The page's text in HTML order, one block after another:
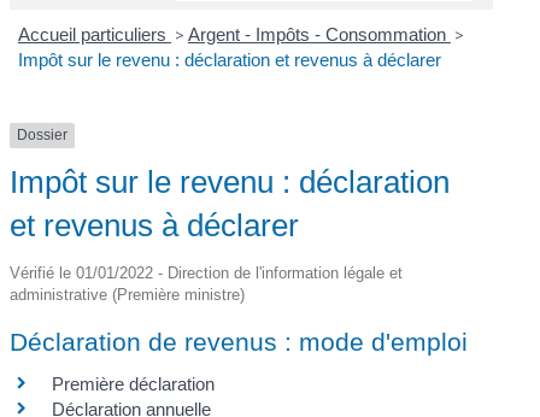
Accueil particuliers > Argent - Impôts - Consommation >
Impôt sur le revenu : déclaration et revenus à déclarer
Dossier
Impôt sur le revenu : déclaration
et revenus à déclarer
Vérifié le 01/01/2022 - Direction de l'information légale et
administrative (Première ministre)
Déclaration de revenus : mode d'emploi
Première déclaration
Déclaration annuelle